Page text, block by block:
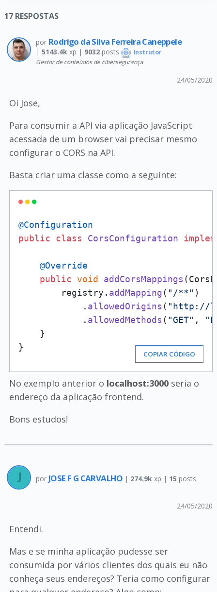
17 RESPOSTAS
por Rodrigo da Silva Ferreira Caneppele
| 5143.4kxp | 9032posts Instrutor
Gestor de conteúdos de cibersegurança
24/05/2020
Oi Jose,
Para consumir a API via aplicação JavaScript
acessada de um browser vai precisar mesmo
configurar o CORS na API.
Basta criar uma classe como a seguinte:
@Configuration
public
class CorsConfiguration
@Override
public
void addCorsMappings (
        registry.
addMapping( "/**" )
            .
allowedOrigins ( "http://
            .
allowedMethods ( "GET" ,
    }
}
COPIAR CÓDIGO
No exemplo anterior o localhost:3000seria o
endereço da aplicação frontend.
Bons estudos!
por JOSE F G CARVALHO | 274.9k xp | 15 posts
24/05/2020
Entendi.
Mas e se minha aplicação pudesse ser
consumida por vários clientes dos quais eu não
conheça seus endereços? Teria como configurar